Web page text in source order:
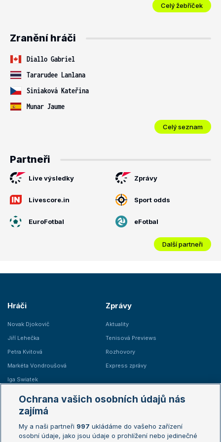
Celý žebříček
Zranění hráči
Diallo Gabriel
Tararudee Lanlana
Siniaková Kateřina
Munar Jaume
Celý seznam
Partneři
Live výsledky Zprávy
Livescore.in Sport odds
EuroFotbal eFotbal
Další partneři
Hráči
Novak Djokovič
Jiří Lehečka
Petra Kvitová
Markéta Vondroušová
Iga Swiatek
Zprávy
Aktuality
Tenisová Previews
Rozhovory
Express zprávy
Žebříčky
Žebříček ATP (muži)
Žebříček WTA (ženy)
Australian Open
French Open
Ochrana vašich osobních údajů nás
zajímá
My a naši partneři 997 ukládáme do vašeho zařízení
osobní údaje, jako jsou údaje o prohlížení nebo jedinečné